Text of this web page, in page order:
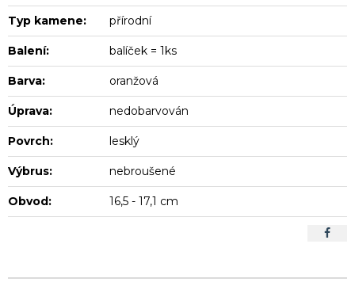
Typ kamene: přírodní
Balení: balíček = 1ks
Barva: oranžová
Úprava: nedobarvován
Povrch: lesklý
Výbrus: nebroušené
Obvod: 16,5 - 17,1 cm